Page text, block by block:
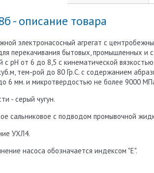
- описание товара
электронасосный агрегат с
перекачивания бытовых, промышленных и
с рН от 6 до 8,5 с кинематической
тем-рой до 80 Гр.С. с содержанием
6 мм. и микротвердостью не более 9000
- серый чугун.
сальниковое с подводом промывочной
УХЛ4.
насоса обозначается индексом "Е".